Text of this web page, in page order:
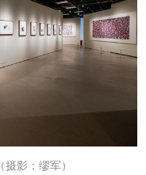
（摄影：缪军）